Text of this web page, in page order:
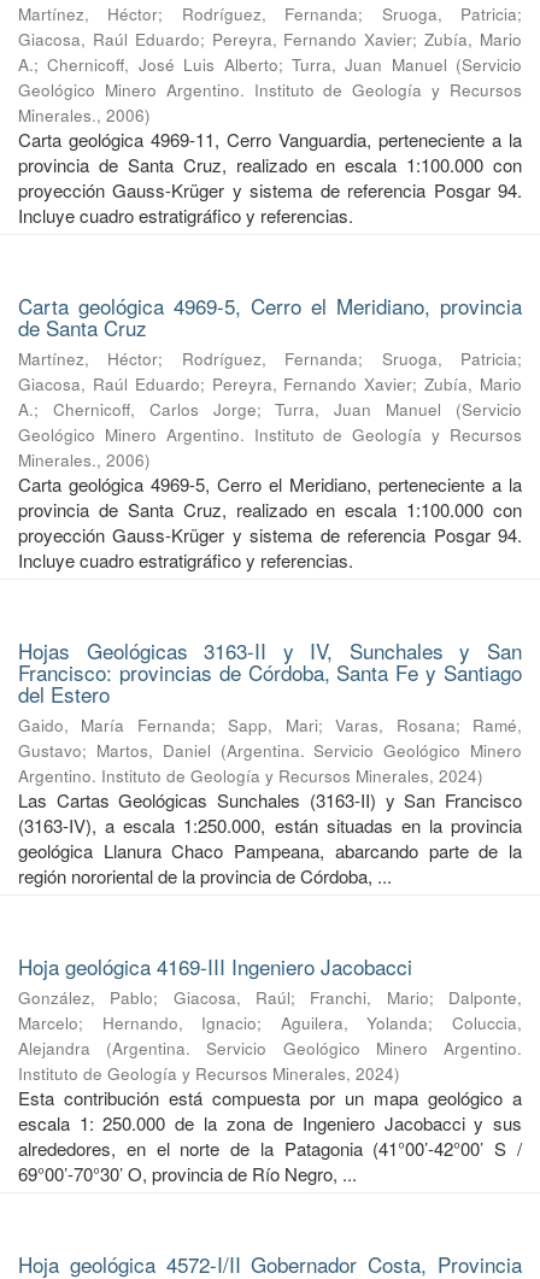
Martínez, Héctor; Rodríguez, Fernanda; Sruoga, Patricia;
Giacosa, Raúl Eduardo; Pereyra, Fernando Xavier;Zubía, Mario
A.;Chernicoff, José Luis Alberto; Turra, Juan Manuel (Servicio
Geológico Minero Argentino. Instituto de Geología y Recursos
Minerales., 2006)
Carta geológica 4969-11, Cerro Vanguardia, perteneciente a la
provincia de Santa Cruz, realizado en escala 1:100.000 con
proyección Gauss-Krüger y sistema de referencia Posgar 94.
Incluye cuadro estratigráfico y referencias.
Carta geológica 4969-5, Cerro el Meridiano, provincia
de Santa Cruz
Martínez, Héctor; Rodríguez, Fernanda; Sruoga, Patricia;
Giacosa, Raúl Eduardo; Pereyra, Fernando Xavier;Zubía, Mario
A.; Chernicoff, Carlos Jorge;Turra, Juan Manuel (Servicio
Geológico Minero Argentino. Instituto de Geología y Recursos
Minerales., 2006)
Carta geológica 4969-5, Cerro el Meridiano, perteneciente a la
provincia de Santa Cruz, realizado en escala 1:100.000 con
proyección Gauss-Krüger y sistema de referencia Posgar 94.
Incluye cuadro estratigráfico y referencias.
Hojas Geológicas 3163-II y IV, Sunchales y San
Francisco: provincias de Córdoba, Santa Fe y Santiago
del Estero
Gaido, María Fernanda;Sapp, Mari;Varas, Rosana; Ramé,
Gustavo; Martos, Daniel (Argentina. Servicio Geológico Minero
Argentino. Instituto de Geología y Recursos Minerales, 2024)
Las Cartas Geológicas Sunchales (3163-II) y San Francisco
(3163-IV), a escala 1:250.000, están situadas en la provincia
geológica Llanura Chaco Pampeana, abarcando parte de la
región nororiental de la provincia de Córdoba, ...
Hoja geológica 4169-III Ingeniero Jacobacci
González, Pablo; Giacosa, Raúl; Franchi, Mario; Dalponte,
Marcelo; Hernando, Ignacio; Aguilera, Yolanda;Coluccia,
Alejandra
(Argentina. Servicio Geológico Minero Argentino.
Instituto de Geología y Recursos Minerales, 2024)
Esta contribución está compuesta por un mapa geológico a
escala 1: 250.000 de la zona de Ingeniero Jacobacci y sus
alrededores, en el norte de la Patagonia (41°00’-42°00’ S /
69°00’-70°30’ O, provincia de Río Negro, ...
Hoja geológica 4572-I/II Gobernador Costa, Provincia